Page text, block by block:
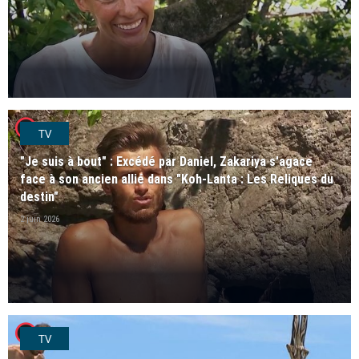
player2TV
"Je suis à bout" : Excédé par Daniel, Zakariya s'agace
face à son ancien allié dans "Koh-Lanta : Les Reliques du
destin"
2 juin 2026
player2TV